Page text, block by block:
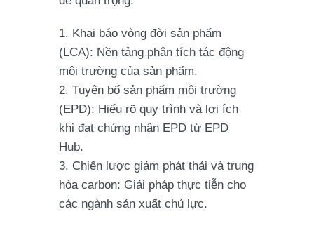
Khai báo vòng đời sản phẩm
(LCA): Nền tảng phân tích tác động
môi trường của sản phẩm.
Tuyên bố sản phẩm môi trường
(EPD): Hiểu rõ quy trình và lợi ích
khi đạt chứng nhận EPD từ EPD
Hub.
Chiến lược giảm phát thải và trung
hòa carbon: Giải pháp thực tiễn cho
các ngành sản xuất chủ lực.